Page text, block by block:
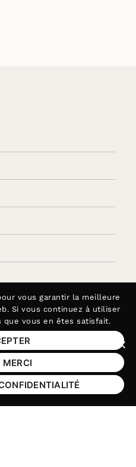
réseau social
sur le réseau social
Aller sur le réseau
Aller sur le
nous au
23 40
vous garantir la meilleure
Si vous continuez à utiliser
que vous en êtes satisfait.
MERCI